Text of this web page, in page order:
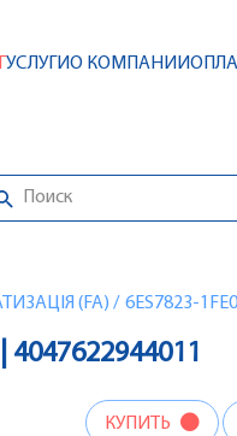
УСЛУГИО КОМПАНИИ
(FA) / 6ES7823-
4047622944011
КУПИТЬ